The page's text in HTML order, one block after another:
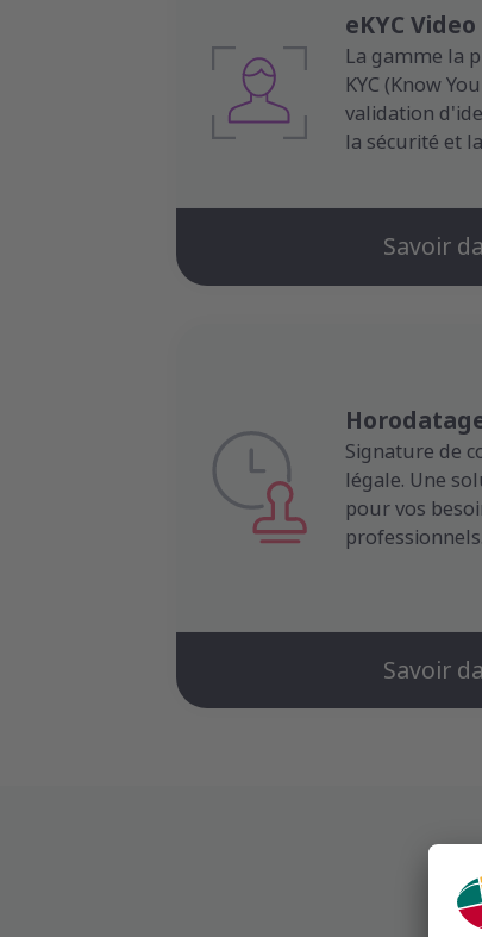
eKYC Video
La gamme la
KYC (Know
validation
la sécurité et
Savoir
Signature de
légale. Une
pour vos
professionnels.
Savoir